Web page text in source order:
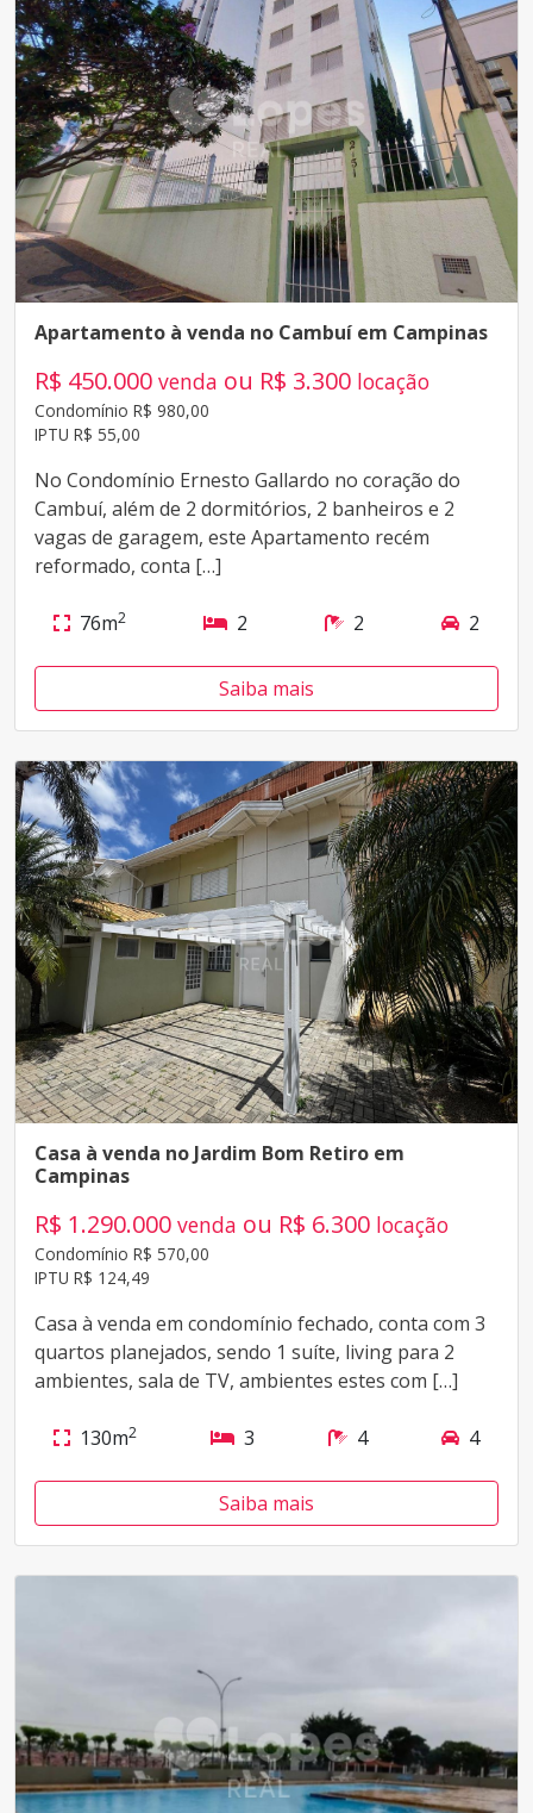
Apartamento à venda no Cambuí em Campinas
R$ 450.000 venda ou R$ 3.300 locação
Condomínio R$ 980,00
IPTU R$ 55,00
No Condomínio Ernesto Gallardo no coração do
Cambuí, além de 2 dormitórios, 2 banheiros e 2
vagas de garagem, este Apartamento recém
reformado, conta […]
76m2 2 2 2
Saiba mais
Casa à venda no Jardim Bom Retiro em
Campinas
R$ 1.290.000 venda ou R$ 6.300 locação
Condomínio R$ 570,00
IPTU R$ 124,49
Casa à venda em condomínio fechado, conta com 3
quartos planejados, sendo 1 suíte, living para 2
ambientes, sala de TV, ambientes estes com […]
130m2 3 4 4
Saiba mais